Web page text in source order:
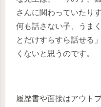
さんに関わっていたり
何も話さない子、うま
とだけすらすら話せる
くないと思うのです。
履歴書や面接はアウト